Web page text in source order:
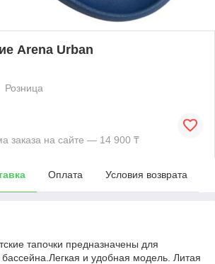
Arena Urban
Розница
заказа на сайте — 14 900 ₸
Оплата Условия возврата
тапочки предназначены для
и удобная модель. Литая